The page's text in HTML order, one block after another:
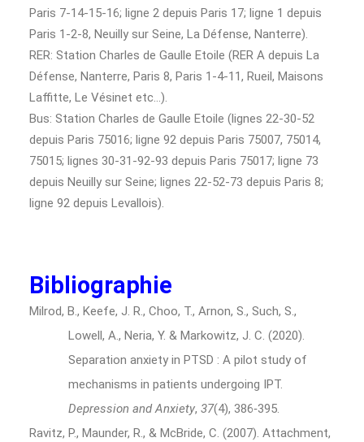
Paris 7-14-15-16; ligne 2 depuis Paris 17; ligne 1 depuis
Paris 1-2-8, Neuilly sur Seine, La Défense, Nanterre).
RER: Station Charles de Gaulle Etoile (RER A depuis La
Défense, Nanterre, Paris 8, Paris 1-4-11, Rueil, Maisons
Laffitte, Le Vésinet etc…).
Bus: Station Charles de Gaulle Etoile (lignes 22-30-52
depuis Paris 75016; ligne 92 depuis Paris 75007, 75014,
75015; lignes 30-31-92-93 depuis Paris 75017; ligne 73
depuis Neuilly sur Seine; lignes 22-52-73 depuis Paris 8;
ligne 92 depuis Levallois).
Bibliographie
Milrod, B., Keefe, J. R., Choo, T., Arnon, S., Such, S.,
Lowell, A., Neria, Y. & Markowitz, J. C. (2020).
Separation anxiety in PTSD : A pilot study of
mechanisms in patients undergoing IPT.
Depression and Anxiety, 37(4), 386‑395.
Ravitz, P., Maunder, R., & McBride, C. (2007). Attachment,